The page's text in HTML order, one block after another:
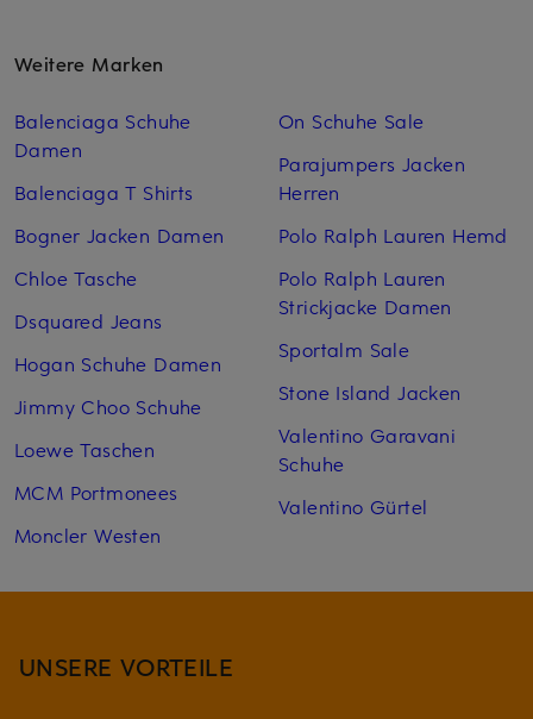
Weitere Marken
Balenciaga Schuhe
Damen
Balenciaga T Shirts
Bogner Jacken Damen
Chloe Tasche
Dsquared Jeans
Hogan Schuhe Damen
Jimmy Choo Schuhe
Loewe Taschen
MCM Portmonees
Moncler Westen
On Schuhe Sale
Parajumpers Jacken
Herren
Polo Ralph Lauren Hemd
Polo Ralph Lauren
Strickjacke Damen
Sportalm Sale
Stone Island Jacken
Valentino Garavani
Schuhe
Valentino Gürtel
UNSERE VORTEILE